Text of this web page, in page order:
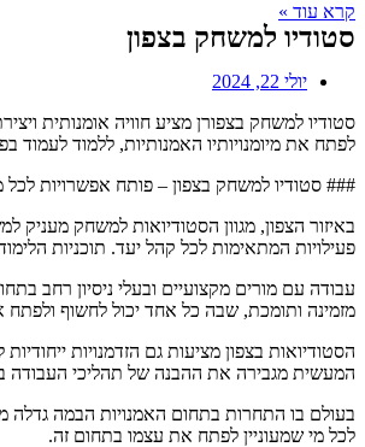
קרא עוד »
סטודיו למשחק בצפון
יולי 22, 2024
סטודיו למשחק בצפורן מציע חוויה אומנותית
לפתח את מיומנויותיו האמנותיות, ללמוד לעמוד
### סטודיו למשחק בצפון – פותח אפשרויות לכל
באיזור הצפון, מגוון הסטודיואות למשחק מעניק
פעילויות המתאימות לכל קהל יעד. תוכניות
עבודה עם מורים מקצועיים ובעלי ניסיון רחב
מזמינה ותומכת, שבה כל אחד יכול לחשוף ולפתח
הסטודיואות בצפון מציעות גם הזדמנויות
המעשית מגבירה את ההבנה של תהליכי העבודה
בעולם בו התחרות בתחום האמנויות הבמה גדלה
לכל מי שמעוניין לפתח את עצמו בתחום זה.